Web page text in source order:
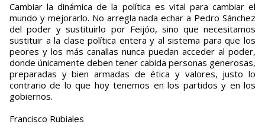
Cambiar la dinámica de la política es vital para cambiar el
mundo y mejorarlo. No arregla nada echar a Pedro Sánchez
del poder y sustituirlo por Feijóo, sino que necesitamos
sustituir a la clase política entera y al sistema para que los
peores y los más canallas nunca puedan acceder al poder,
donde únicamente deben tener cabida personas generosas,
preparadas y bien armadas de ética y valores, justo lo
contrario de lo que hoy tenemos en los partidos y en los
gobiernos.
Francisco Rubiales